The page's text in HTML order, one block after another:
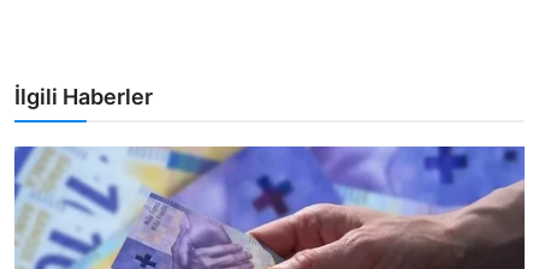
İlgili Haberler